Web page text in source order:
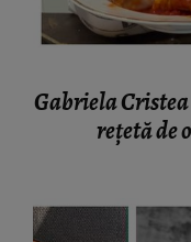
Gabriela
rețetă de